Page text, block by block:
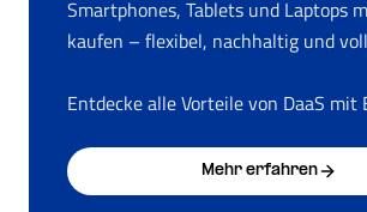
Smartphones, Tablets und Laptops
kaufen – flexibel, nachhaltig und
Entdecke alle Vorteile von DaaS mit
Mehr erfahren